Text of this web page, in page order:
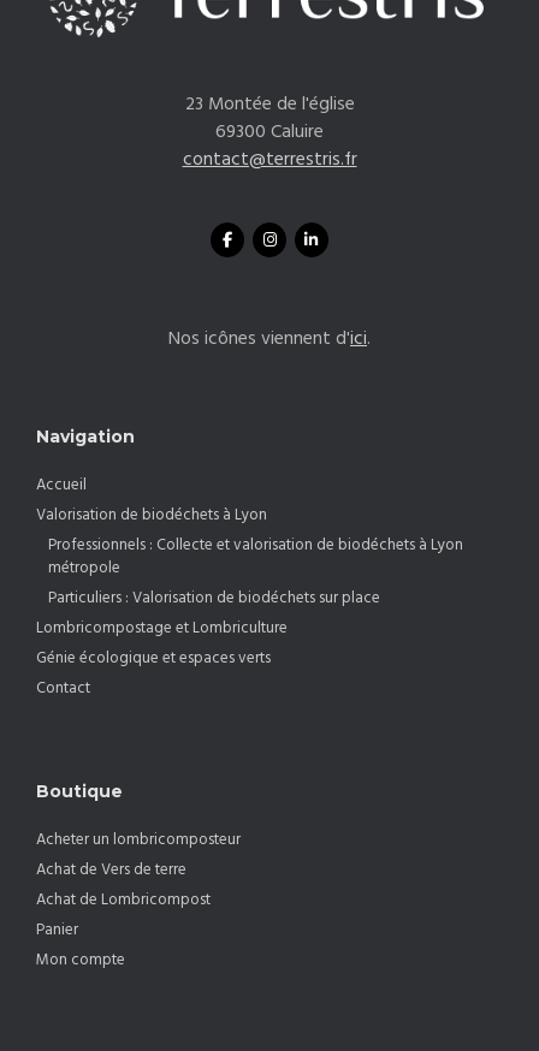
23 Montée de l'église
69300 Caluire
contact@terrestris.fr
Nos icônes viennent d'ici.
Navigation
Accueil
Valorisation de biodéchets à Lyon
Professionnels : Collecte et valorisation de biodéchets à Lyon
métropole
Particuliers : Valorisation de biodéchets sur place
Lombricompostage et Lombriculture
Génie écologique et espaces verts
Contact
Boutique
Acheter un lombricomposteur
Achat de Vers de terre
Achat de Lombricompost
Panier
Mon compte